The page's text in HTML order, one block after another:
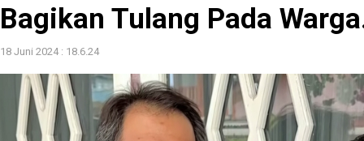
Bagikan Tulang Pada
18 Juni 2024 : 18.6.24